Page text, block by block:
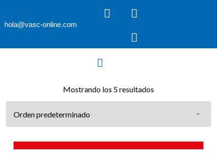
hola@vasc-online.com
Mostrando los 5 resultados